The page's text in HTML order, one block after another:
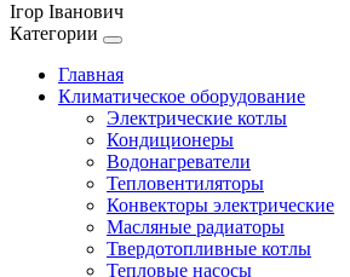
Ігор Іванович
Категории
Главная
Климатическое оборудование
Электрические котлы
Кондиционеры
Водонагреватели
Тепловентиляторы
Конвекторы электрические
Масляные радиаторы
Твердотопливные котлы
Тепловые насосы